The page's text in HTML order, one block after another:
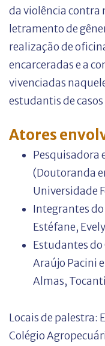
da violência contra
letramento de
realização de
encarceradas e a
vivenciadas
estudantis de
Atores
Pesquisadora
(Doutoranda
Universidade
Integrantes
Estéfane,
Estudantes
Araújo Pacini
Almas,
Locais de palestra:
Colégio